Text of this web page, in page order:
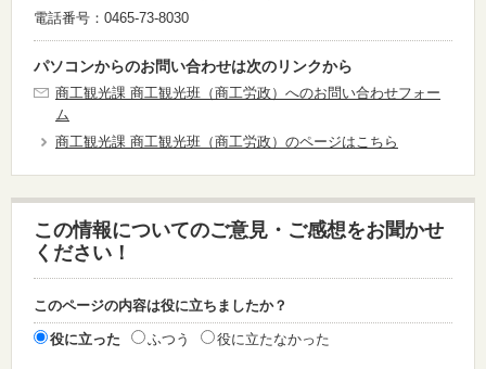
電話番号：0465-73-8030
パソコンからのお問い合わせは次のリンクから
商工観光課 商工観光班（商工労政）へのお問い合わせフォー
ム
商工観光課 商工観光班（商工労政）のページはこちら
この情報についてのご意見・ご感想をお聞かせ
ください！
このページの内容は役に立ちましたか？
役に立った ふつう 役に立たなかった